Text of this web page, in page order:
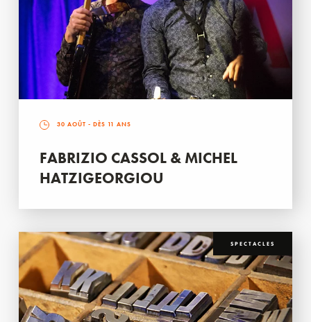
30 AOÛT - DÈS 11 ANS
FABRIZIO CASSOL & MICHEL
HATZIGEORGIOU
SPECTACLES